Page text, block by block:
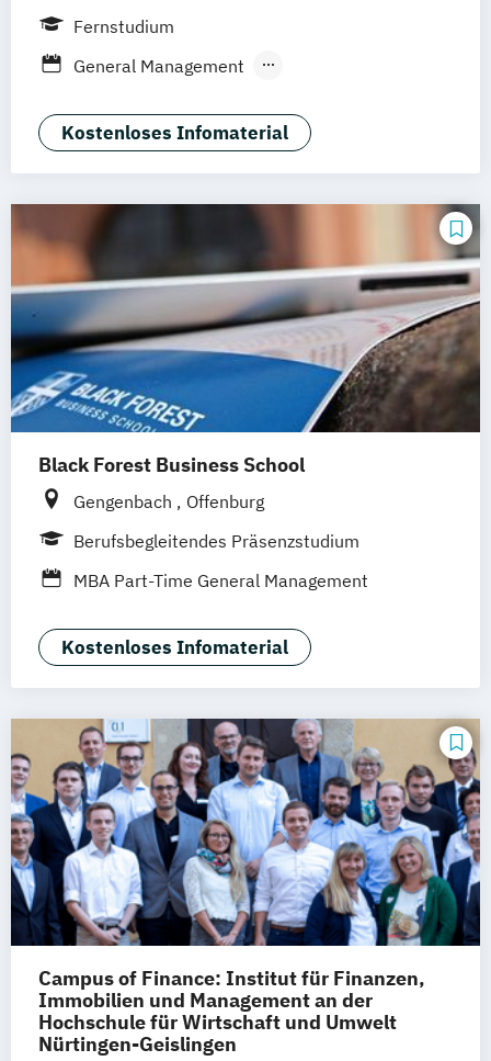
Fernstudium
General Management
Kostenloses Infomaterial
Black Forest Business School
Gengenbach
Offenburg
Berufsbegleitendes Präsenzstudium
MBA Part-Time General Management
Kostenloses Infomaterial
Campus of Finance: Institut für Finanzen,
Immobilien und Management an der
Hochschule für Wirtschaft und Umwelt
Nürtingen-Geislingen